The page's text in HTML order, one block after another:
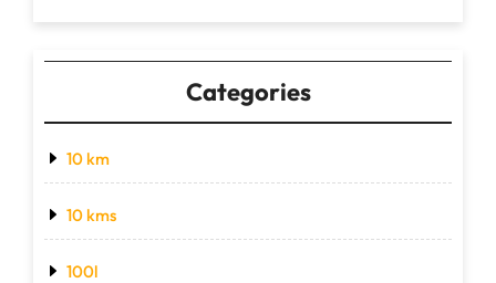
Categories
10 km
10 kms
100l